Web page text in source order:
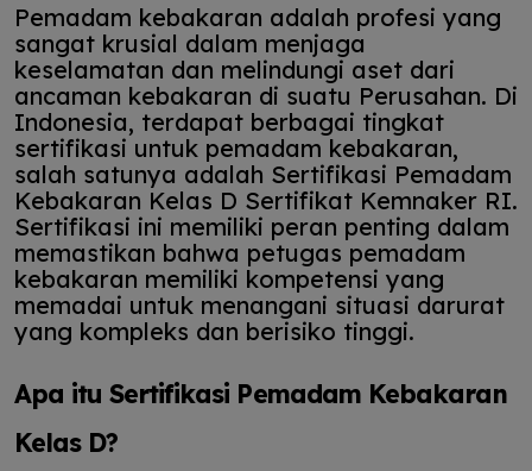
Pemadam kebakaran adalah profesi yang
sangat krusial dalam menjaga
keselamatan dan melindungi aset dari
ancaman kebakaran di suatu Perusahan. Di
Indonesia, terdapat berbagai tingkat
sertifikasi untuk pemadam kebakaran,
salah satunya adalah Sertifikasi Pemadam
Kebakaran Kelas D Sertifikat Kemnaker RI.
Sertifikasi ini memiliki peran penting dalam
memastikan bahwa petugas pemadam
kebakaran memiliki kompetensi yang
memadai untuk menangani situasi darurat
yang kompleks dan berisiko tinggi.
Apa itu Sertifikasi Pemadam Kebakaran
Kelas D?